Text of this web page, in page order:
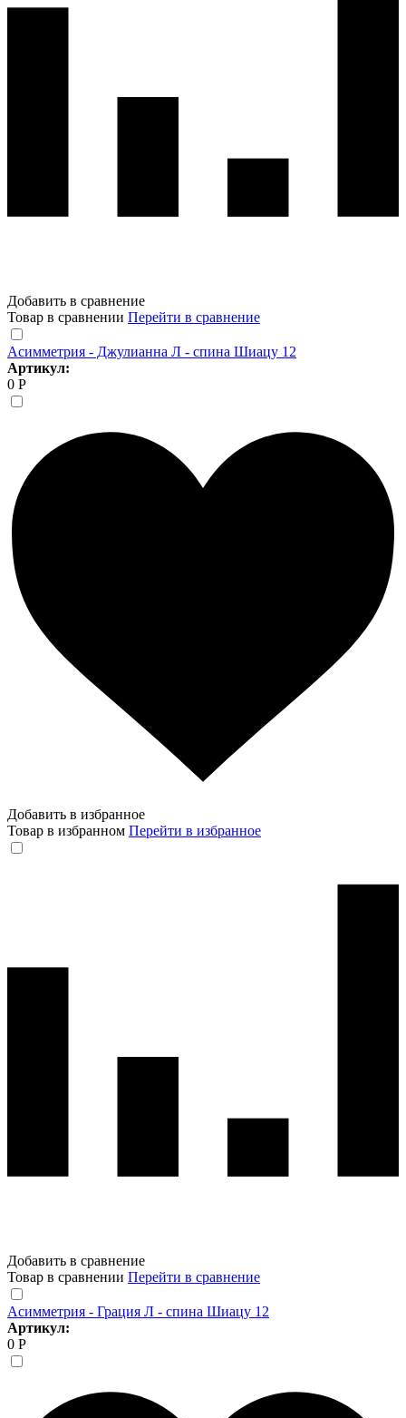
Добавить в сравнение
Товар в сравнении Перейти в сравнение
Асимметрия - Джулианна Л - спина Шиацу 12
Артикул:
0 Р
Добавить в избранное
Товар в избранном Перейти в избранное
Добавить в сравнение
Товар в сравнении Перейти в сравнение
Асимметрия - Грация Л - спина Шиацу 12
Артикул:
0 Р